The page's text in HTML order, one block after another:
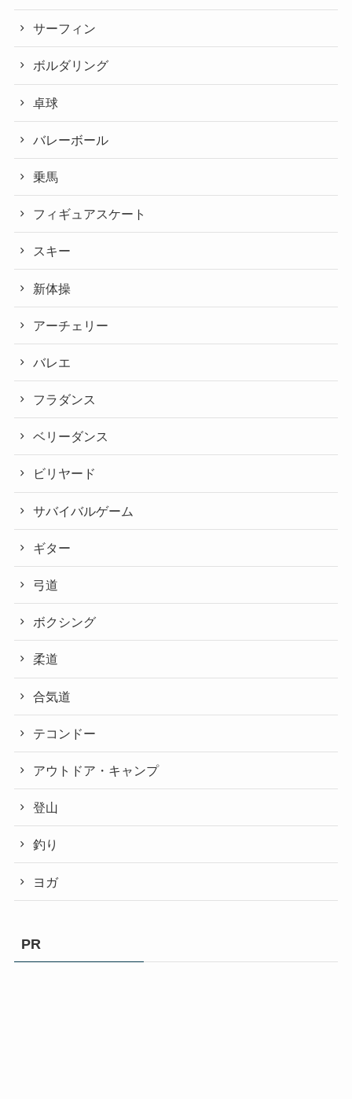
サーフィン
ボルダリング
卓球
バレーボール
乗馬
フィギュアスケート
スキー
新体操
アーチェリー
バレエ
フラダンス
ベリーダンス
ビリヤード
サバイバルゲーム
ギター
弓道
ボクシング
柔道
合気道
テコンドー
アウトドア・キャンプ
登山
釣り
ヨガ
PR